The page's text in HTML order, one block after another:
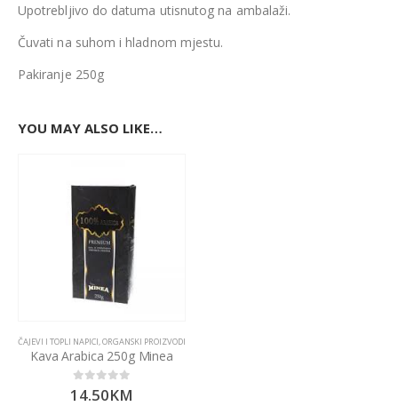
Upotrebljivo do datuma utisnutog na ambalaži.
Čuvati na suhom i hladnom mjestu.
Pakiranje 250g
YOU MAY ALSO LIKE…
ČAJEVI I TOPLI NAPICI ORGANSKI PROIZVODI
Kava Arabica 250g Minea
0 out of 5
14.50KM